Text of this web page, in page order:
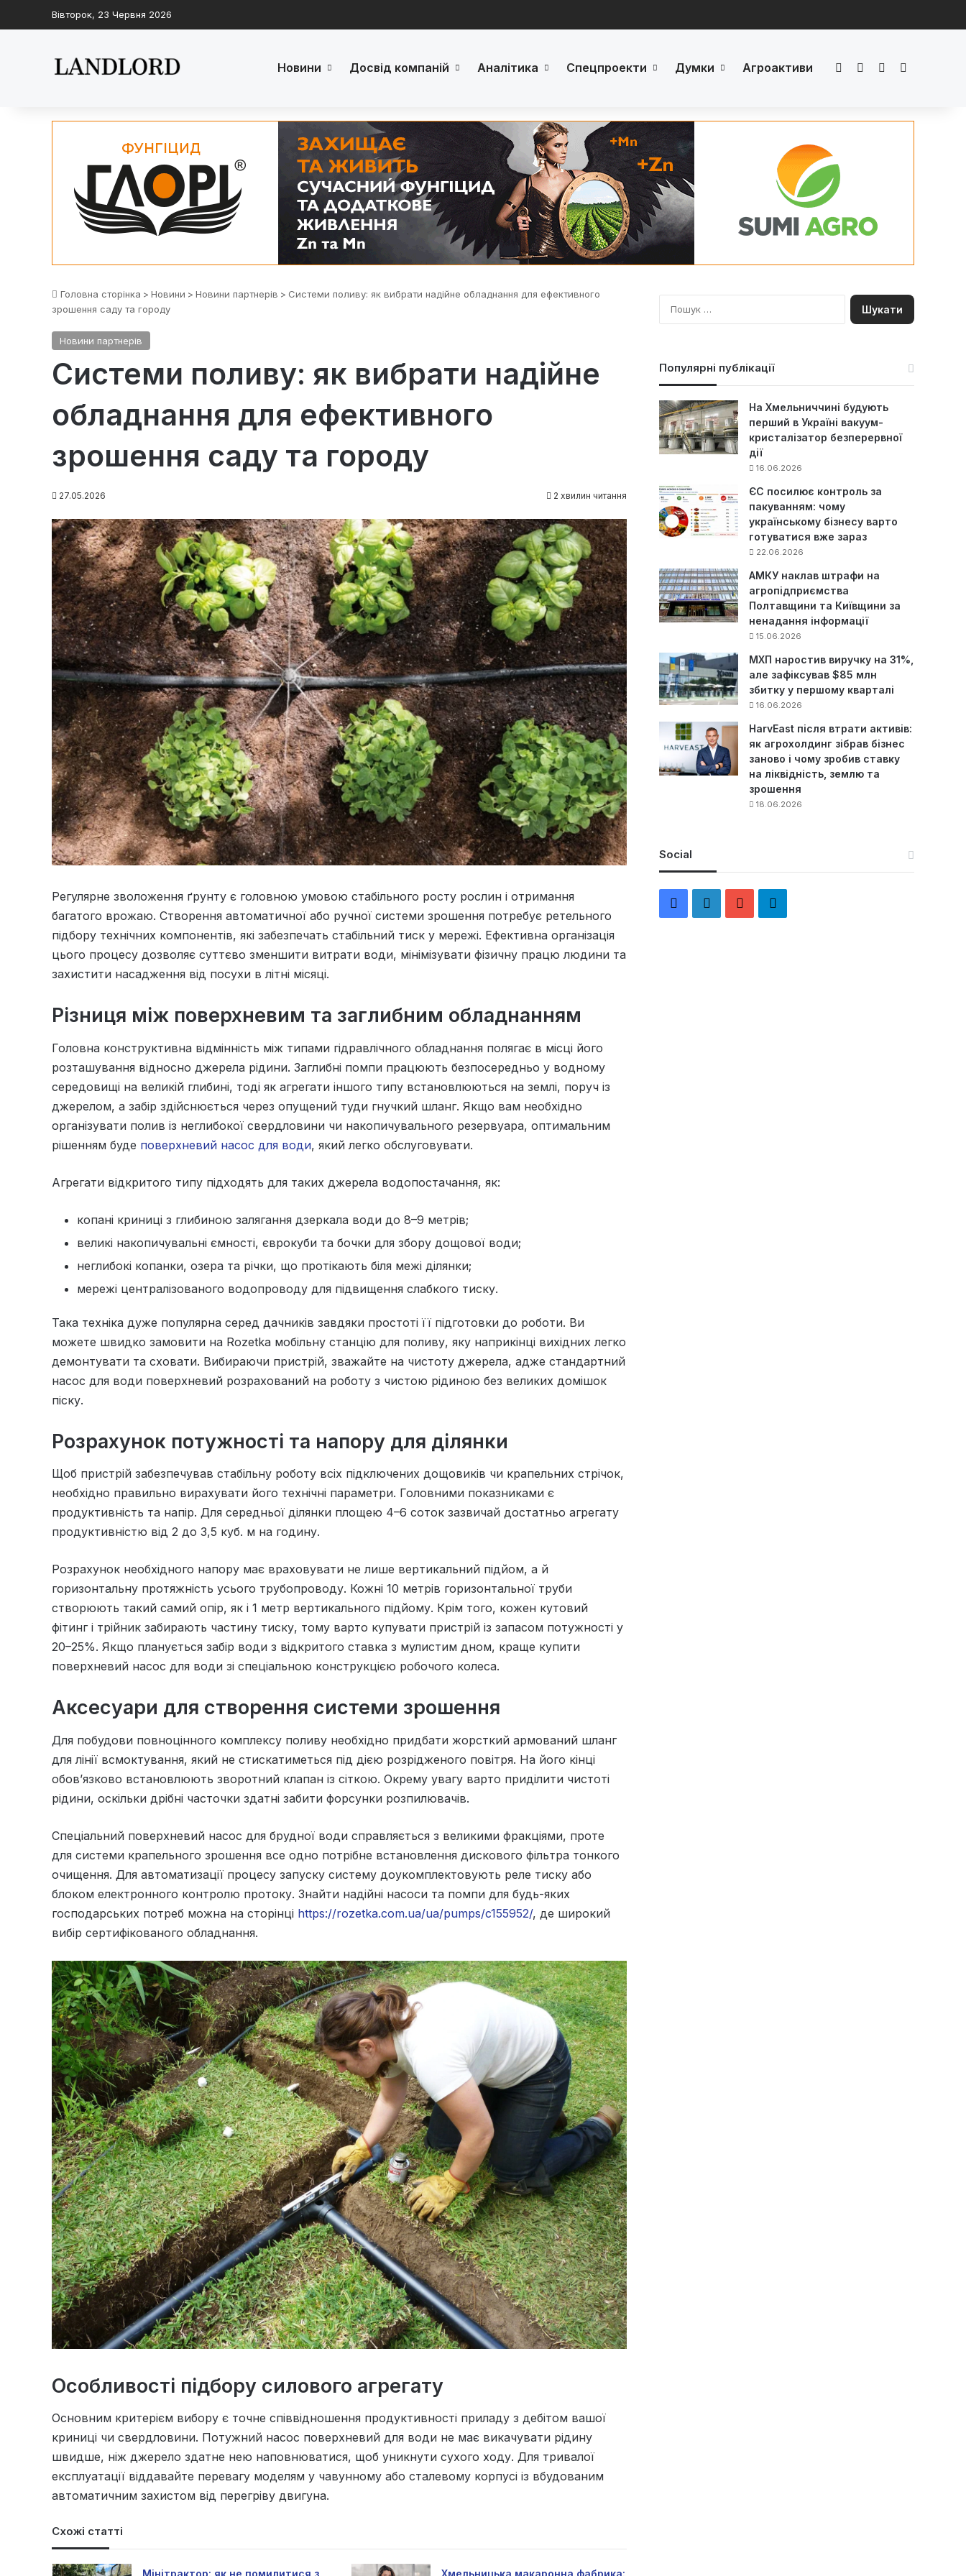
Вівторок, 23 Червня 2026
Новини Досвід компаній Аналітика Спецпроекти Думки Агроактиви FacebookLinkedInYouTube
Головна сторінка > Новини > Новини партнерів > Системи поливу: як вибрати надійне обладнання для ефективного
зрошення саду та городу
Новини партнерів
Системи поливу: як вибрати надійне
обладнання для ефективного
зрошення саду та городу
27.05.2026 2 хвилин читання
Регулярне зволоження ґрунту є головною умовою стабільного росту рослин і отримання
багатого врожаю. Створення автоматичної або ручної системи зрошення потребує ретельного
підбору технічних компонентів, які забезпечать стабільний тиск у мережі. Ефективна організація
цього процесу дозволяє суттєво зменшити витрати води, мінімізувати фізичну працю людини та
захистити насадження від посухи в літні місяці.
Різниця між поверхневим та заглибним обладнанням
Головна конструктивна відмінність між типами гідравлічного обладнання полягає в місці його
розташування відносно джерела рідини. Заглибні помпи працюють безпосередньо у водному
середовищі на великій глибині, тоді як агрегати іншого типу встановлюються на землі, поруч із
джерелом, а забір здійснюється через опущений туди гнучкий шланг. Якщо вам необхідно
організувати полив із неглибокої свердловини чи накопичувального резервуара, оптимальним
рішенням буде поверхневий насос для води, який легко обслуговувати.
Агрегати відкритого типу підходять для таких джерела водопостачання, як:
копані криниці з глибиною залягання дзеркала води до 8–9 метрів;
великі накопичувальні ємності, єврокуби та бочки для збору дощової води;
неглибокі копанки, озера та річки, що протікають біля межі ділянки;
мережі централізованого водопроводу для підвищення слабкого тиску.
Така техніка дуже популярна серед дачників завдяки простоті її підготовки до роботи. Ви
можете швидко замовити на Rozetka мобільну станцію для поливу, яку наприкінці вихідних легко
демонтувати та сховати. Вибираючи пристрій, зважайте на чистоту джерела, адже стандартний
насос для води поверхневий розрахований на роботу з чистою рідиною без великих домішок
піску.
Розрахунок потужності та напору для ділянки
Щоб пристрій забезпечував стабільну роботу всіх підключених дощовиків чи крапельних стрічок,
необхідно правильно вирахувати його технічні параметри. Головними показниками є
продуктивність та напір. Для середньої ділянки площею 4–6 соток зазвичай достатньо агрегату
продуктивністю від 2 до 3,5 куб. м на годину.
Розрахунок необхідного напору має враховувати не лише вертикальний підйом, а й
горизонтальну протяжність усього трубопроводу. Кожні 10 метрів горизонтальної труби
створюють такий самий опір, як і 1 метр вертикального підйому. Крім того, кожен кутовий
фітинг і трійник забирають частину тиску, тому варто купувати пристрій із запасом потужності у
20–25%. Якщо планується забір води з відкритого ставка з мулистим дном, краще купити
поверхневий насос для води зі спеціальною конструкцією робочого колеса.
Аксесуари для створення системи зрошення
Для побудови повноцінного комплексу поливу необхідно придбати жорсткий армований шланг
для лінії всмоктування, який не стискатиметься під дією розрідженого повітря. На його кінці
обов’язково встановлюють зворотний клапан із сіткою. Окрему увагу варто приділити чистоті
рідини, оскільки дрібні часточки здатні забити форсунки розпилювачів.
Спеціальний поверхневий насос для брудної води справляється з великими фракціями, проте
для системи крапельного зрошення все одно потрібне встановлення дискового фільтра тонкого
очищення. Для автоматизації процесу запуску систему доукомплектовують реле тиску або
блоком електронного контролю протоку. Знайти надійні насоси та помпи для будь-яких
господарських потреб можна на сторінці https://rozetka.com.ua/ua/pumps/c155952/, де широкий
вибір сертифікованого обладнання.
Особливості підбору силового агрегату
Основним критерієм вибору є точне співвідношення продуктивності приладу з дебітом вашої
криниці чи свердловини. Потужний насос поверхневий для води не має викачувати рідину
швидше, ніж джерело здатне нею наповнюватися, щоб уникнути сухого ходу. Для тривалої
експлуатації віддавайте перевагу моделям у чавунному або сталевому корпусі із вбудованим
автоматичним захистом від перегріву двигуна.
Схожі статті
Мінітрактор: як не помилитися з Хмельницька макаронна фабрика:
П
о
Популярні публікації
На Хмельниччині будують
перший в Україні вакуум-
кристалізатор безперервної
дії
16.06.2026
ЄС посилює контроль за
пакуванням: чому
українському бізнесу варто
готуватися вже зараз
22.06.2026
АМКУ наклав штрафи на
агропідприємства
Полтавщини та Київщини за
ненадання інформації
15.06.2026
МХП наростив виручку на 31%,
але зафіксував $85 млн
збитку у першому кварталі
16.06.2026
HarvEast після втрати активів:
як агрохолдинг зібрав бізнес
заново і чому зробив ставку
на ліквідність, землю та
зрошення
18.06.2026
Social